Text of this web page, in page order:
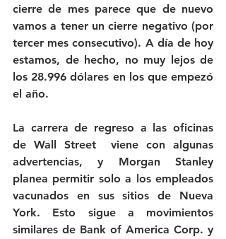
cierre de mes parece que de nuevo
vamos a tener un cierre negativo (por
tercer mes consecutivo). A día de hoy
estamos, de hecho, no muy lejos de
los 28.996 dólares en los que empezó
el año.
La carrera de regreso a las oficinas
de Wall Street  viene con algunas
advertencias, y Morgan Stanley
planea permitir solo a los empleados
vacunados en sus sitios de Nueva
York. Esto sigue a movimientos
similares de Bank of America Corp. y